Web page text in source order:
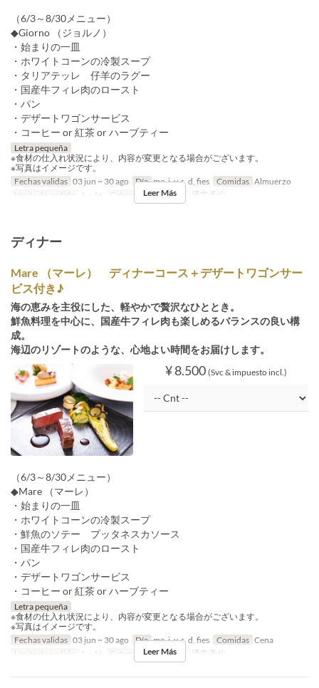
（6/3～8/30メニュー）
◆Giorno （ジョルノ）
・始まりの一皿
・ホワイトコーンの冷製スープ
・タリアテッレ 仔羊のラグー
・国産牛フィレ肉のロースト
・パン
・デザートワゴンサービス
・コーヒー or 紅茶 or ハーブティー
Letra pequeña
※食材の仕入れ状況により、内容が変更となる場合がございます。
※写真はイメージです。
Fechas validas 03 jun ~ 30 ago Día me, j, v, s, d, fies Comidas Almuerzo
Límite de pedido
1 ~ 16 Categoría de Asiento 通常予約
Leer Más
ディナー
Mare （マーレ） ディナーコース＋デザートワゴンサー
ビス付き♪
海の恵みを主役にした、軽やかで贅沢なひととき。
鮮魚料理を中心に、国産牛フィレ肉も楽しめるバランスの良い構
成。
海辺のリゾートのような、心地よい時間をお届けします。
¥ 8.500 (Svc & impuesto incl.)
（6/3～8/30メニュー）
◆Mare （マーレ）
・始まりの一皿
・ホワイトコーンの冷製スープ
・鮮魚のソテー プッタネスカソース
・国産牛フィレ肉のロースト
・パン
・デザートワゴンサービス
・コーヒー or 紅茶 or ハーブティー
Letra pequeña
※食材の仕入れ状況により、内容が変更となる場合がございます。
※写真はイメージです。
Fechas validas 03 jun ~ 30 ago Día me, j, v, s, d, fies Comidas Cena
Límite de pedido
1 ~ 16 Categoría de Asiento 通常予約
Leer Más